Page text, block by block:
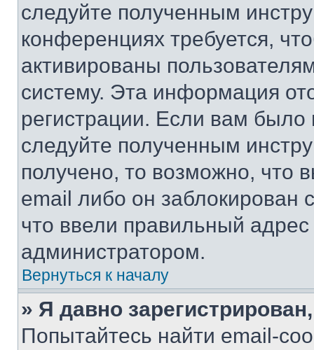
следуйте полученным
конференциях требуется,
активированы
систему. Эта информация
регистрации. Если вам
следуйте полученным
получено, то возможно, что
email либо он
что ввели правильный адрес
администратором.
Вернуться к началу
» Я давно
Попытайтесь найти email-